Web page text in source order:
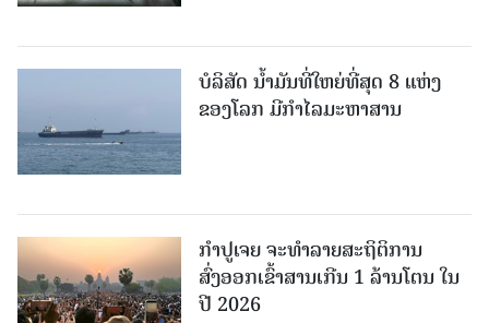
ບໍລິສັດ ນ້ຳມັນທີ່ໃຫຍ່ທີ່ສຸດ 8 ແຫ່ງ
ຂອງໂລກ ມີກຳໄລມະຫາສານ
ກຳປູເຈຍ ຈະທຳລາຍສະຖິຕິການ
ສົ່ງອອກເຂົ້າສານເກີນ 1 ລ້ານໂຕນ ໃນ
ປີ 2026